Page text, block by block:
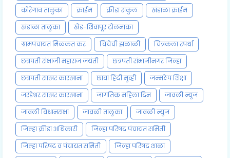
कोरेगाव तालुका
क्राईम क्रीडा संकुल
खंडाळा क्राईम
खंडाळा तालुका
खेड-शिवापूर टोलनाका
ग्रामपंचायत मिळकत कर
चिंचेची झळाळी
चित्रकला स्पर्धा
छत्रपती संभाजी महाराज जयंती
छत्रपती संभाजीनगर जिल्हा
छत्रपती साखर कारखाना
छावा हिंदी मुव्ही
जन्मठेप शिक्षा
जरंडेश्वर साखर कारखाना
जागतिक महिला दिन
जावली न्युज
जावली विधानसभा
जावळी तालुका
जावळी न्युज
जिल्हा क्रीडा अधिकारी
जिल्हा परिषद पंचायत समिती
जिल्हा परिषद व पंचायत समिती
जिल्हा परिषद शाळा